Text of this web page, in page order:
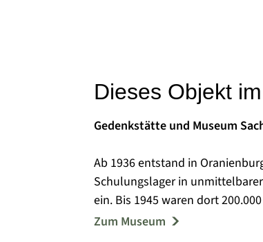
Dieses Objekt
Gedenkstätte und Museum
Ab 1936 entstand in
Schulungslager in
ein. Bis 1945 waren dort
ihnen wurden ermordet oder
Zum Museum